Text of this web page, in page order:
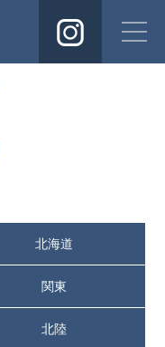
北海道
関東
北陸